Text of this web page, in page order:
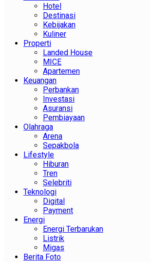
Hotel
Destinasi
Kebijakan
Kuliner
Properti
Landed House
MICE
Apartemen
Keuangan
Perbankan
Investasi
Asuransi
Pembiayaan
Olahraga
Arena
Sepakbola
Lifestyle
Hiburan
Tren
Selebriti
Teknologi
Digital
Payment
Energi
Energi Terbarukan
Listrik
Migas
Berita Foto